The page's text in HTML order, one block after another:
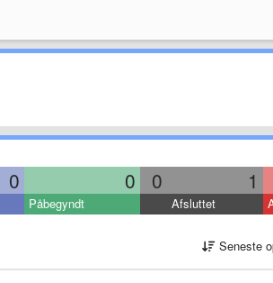
0 0 0 1
Påbegyndt Afsluttet
Seneste